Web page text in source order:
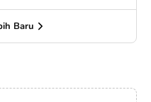
Baru